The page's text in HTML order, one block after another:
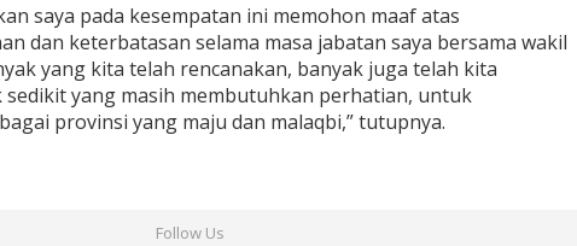
saya pada kesempatan ini memohon maaf atas
dan keterbatasan selama masa jabatan saya bersama wakil
yang kita telah rencanakan, banyak juga telah kita
sedikit yang masih membutuhkan perhatian, untuk
provinsi yang maju dan malaqbi,” tutupnya.
Follow Us